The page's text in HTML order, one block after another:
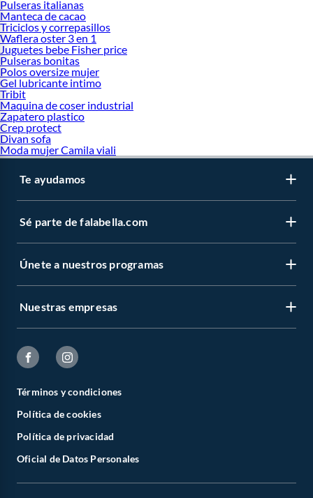
Pulseras italianas
Manteca de cacao
Triciclos y correpasillos
Waflera oster 3 en 1
Juguetes bebe Fisher price
Pulseras bonitas
Polos oversize mujer
Gel lubricante intimo
Tribit
Maquina de coser industrial
Zapatero plastico
Crep protect
Divan sofa
Moda mujer Camila viali
Te ayudamos
Sé parte de falabella.com
Únete a nuestros programas
Nuestras empresas
Términos y condiciones
Política de cookies
Política de privacidad
Oficial de Datos Personales